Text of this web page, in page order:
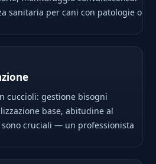
sanitaria per cani con patologie o
cuccioli: gestione bisogni
base, abitudine al
cruciali — un professionista